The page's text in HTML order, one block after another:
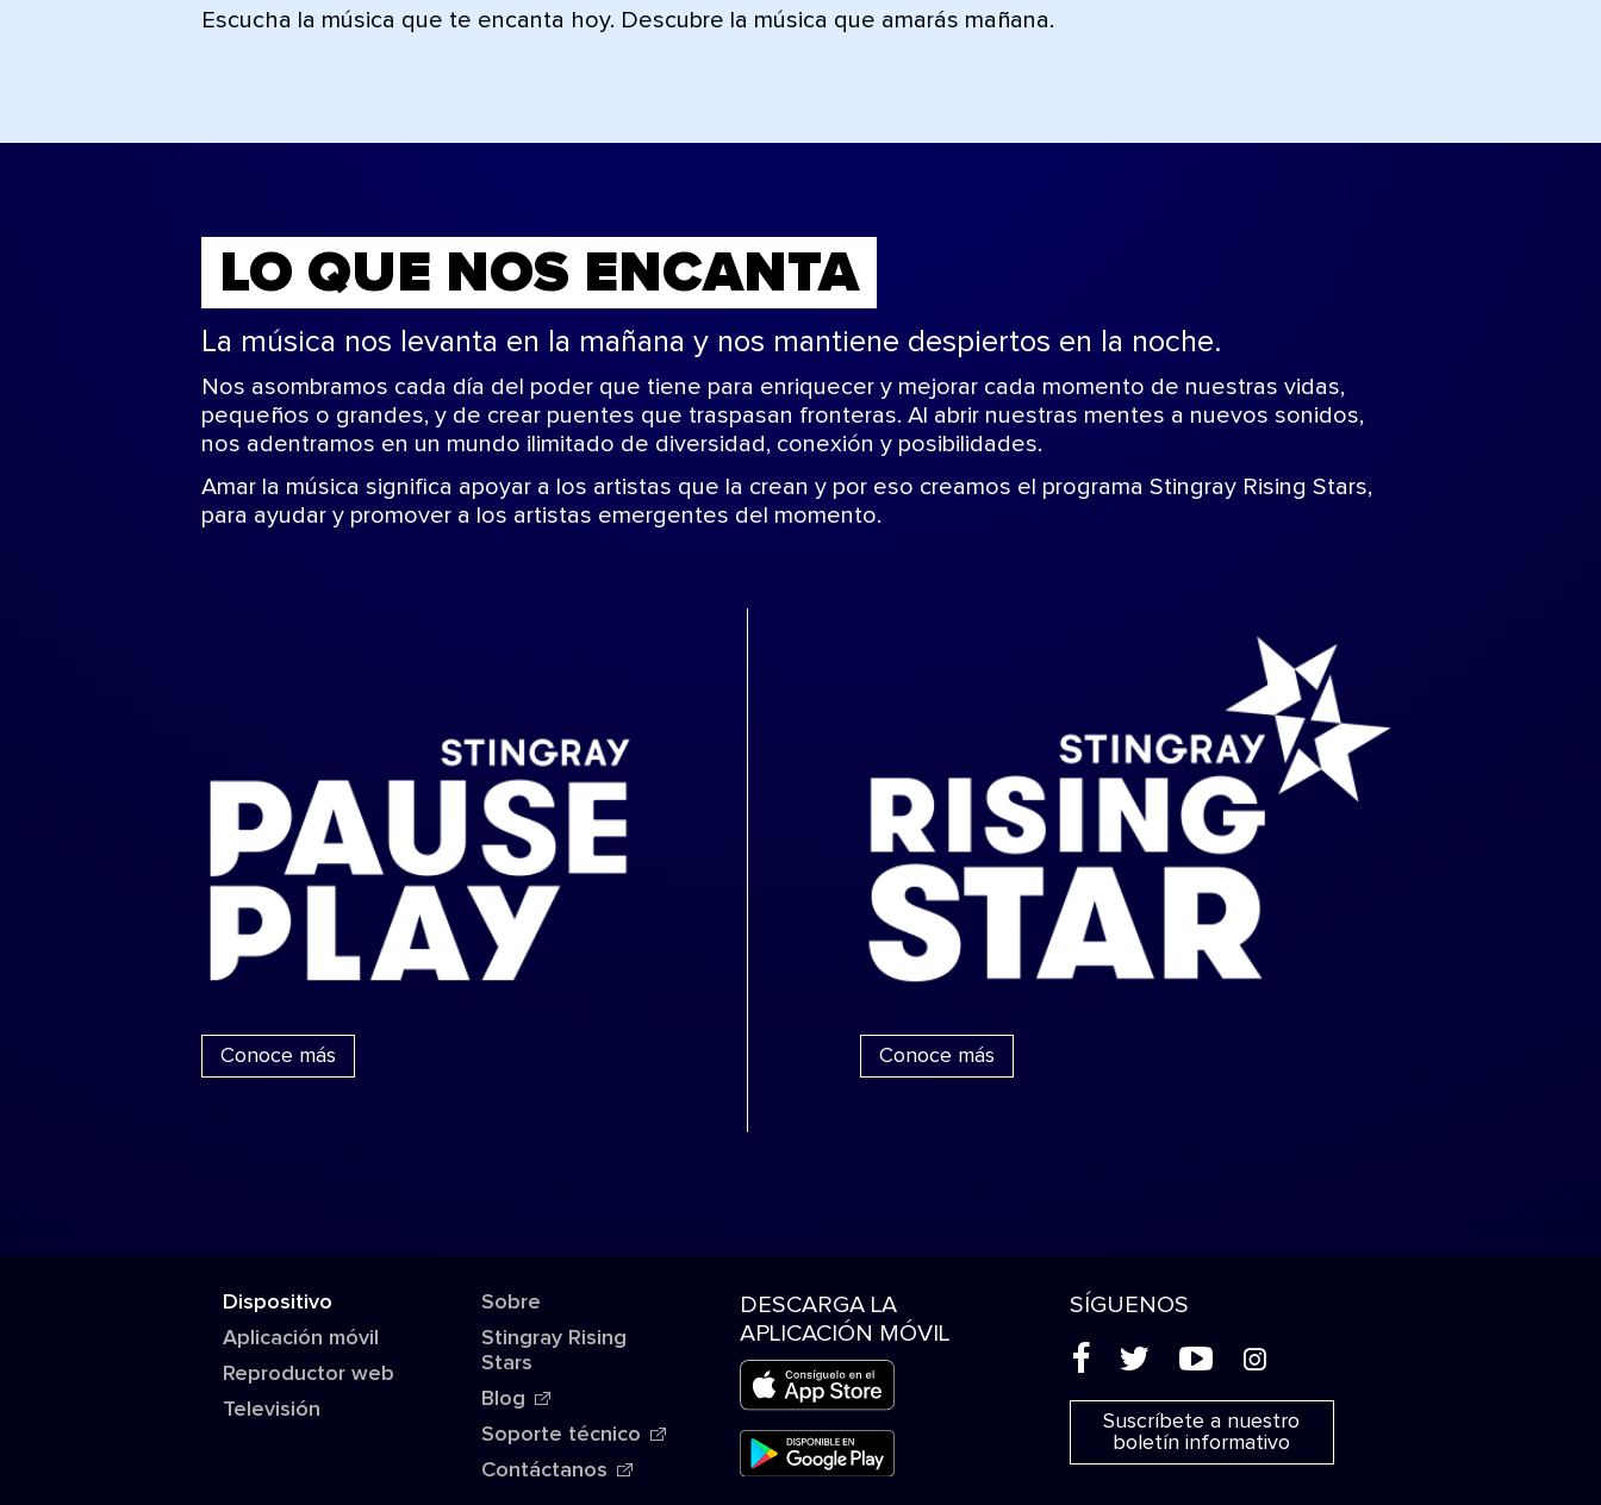
Escucha la música que te encanta hoy. Descubre la música que amarás mañana.
LO QUE NOS ENCANTA
La música nos levanta en la mañana y nos mantiene despiertos en la noche.
Nos asombramos cada día del poder que tiene para enriquecer y mejorar cada momento de nuestras vidas,
pequeños o grandes, y de crear puentes que traspasan fronteras. Al abrir nuestras mentes a nuevos sonidos,
nos adentramos en un mundo ilimitado de diversidad, conexión y posibilidades.
Amar la música significa apoyar a los artistas que la crean y por eso creamos el programa Stingray Rising Stars,
para ayudar y promover a los artistas emergentes del momento.
Conoce más Conoce más
Dispositivo
Aplicación móvil
Reproductor web
Televisión
Sobre
Stingray Rising
Stars
Blog
Soporte técnico
Contáctanos
DESCARGA LA
APLICACIÓN MÓVIL
SÍGUENOS
( ' + &
Suscríbete a nuestro
boletín informativo